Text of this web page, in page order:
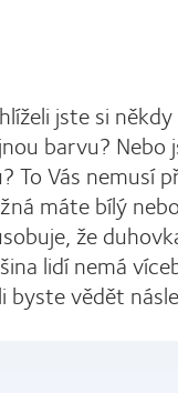
jste si
barvu? Nebo
To Vás nemusí
máte bílý
že
lidí nemá
byste vědět